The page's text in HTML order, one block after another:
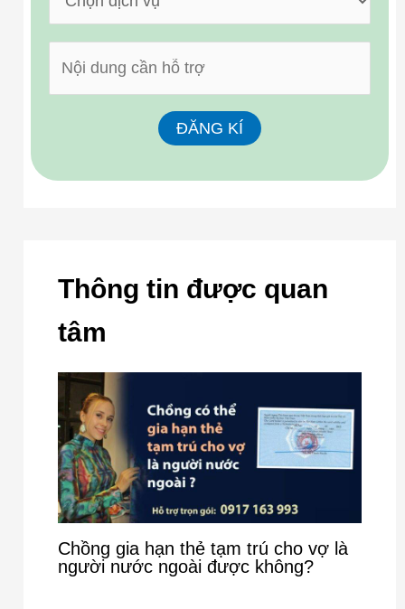
Thông tin được quan
tâm
Chồng gia hạn thẻ tạm trú cho vợ là
người nước ngoài được không?